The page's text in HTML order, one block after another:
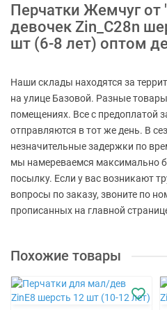
Перчатки Жемчуг от
девочек Zin_C28n
шт (6-8 лет) оптом
Наши склады находятся за
на улице Базовой. Разные
помещениях. Все с предоплатой
отправляются в тот же день. В
незначительные задержки по
мы намереваемся максимально
посылку. Если у вас возникают
вопросы по заказу, звоните по
прописанных на главной
Похожие товары